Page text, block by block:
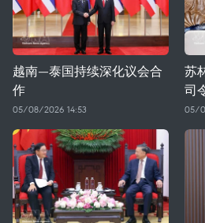
越南—泰国持续深化议会合
作
05/08/2026 14:53
苏
司
05/